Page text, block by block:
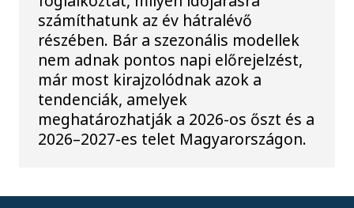
számíthatunk az év hátralévő
részében. Bár a szezonális modellek
nem adnak pontos napi előrejelzést,
már most kirajzolódnak azok a
tendenciák, amelyek
meghatározhatják a 2026-os őszt és a
2026–2027-es telet Magyarországon.